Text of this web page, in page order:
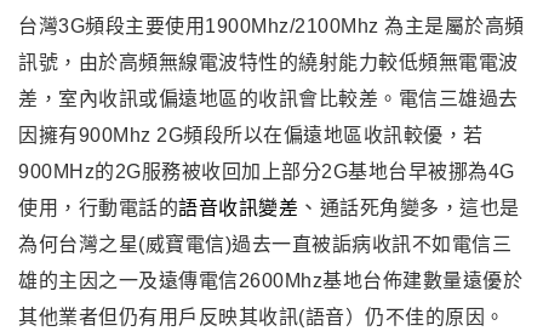
台灣3G頻段主要使用1900Mhz/2100Mhz 為主是屬於高頻
訊號 ，由於高頻無線電波特性的繞射能力較低頻無電電波
差 ， 室內收訊或偏遠地區的收訊會比較差 。電信三雄過去
因擁有900Mhz 2G頻段所以在偏遠地區收訊較優， 若
900MHz的2G服務被收回加上部分2G基地台早被挪為4G
使用 ，行動電話的語音收訊變差 、 通話死角變多 ， 這也是
為何台灣之星(威寶電信)過去一直被詬病收訊不如電信三
雄的主因之一及遠傳電信2600Mhz基地台佈建數量遠優於
其他業者但仍有用戶反映其收訊(語音）仍不佳的原因。